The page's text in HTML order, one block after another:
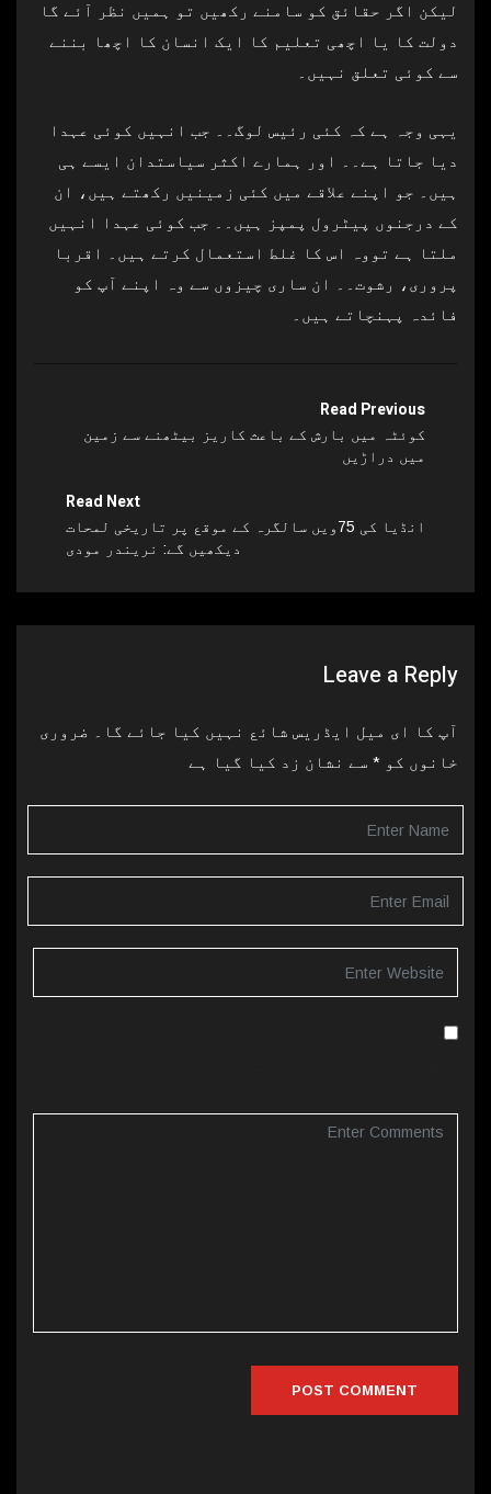
لیکن اگر حقائق کو سامنے رکھیں تو ہمیں نظر آئے گا
دولت کا یا اچھی تعلیم کا ایک انسان کا اچھا بننے
سے کوئی تعلق نہیں۔
یہی وجہ ہے کہ کئی رئیس لوگ۔۔ جب انہیں کوئی عہدا
دیا جاتا ہے۔۔ اور ہمارے اکثر سیاستدان ایسے ہی
ہیں۔ جو اپنے علاقے میں کئی زمینیں رکھتے ہیں، ان
کے درجنوں پیٹرول پمپز ہیں۔۔ جب کوئی عہدا انہیں
ملتا ہے تووہ اس کا غلط استعمال کرتے ہیں۔ اقربا
پروری، رشوت۔۔ ان ساری چیزوں سے وہ اپنے آپ کو
فائدہ پہنچاتے ہیں۔
Read Previous
کوئٹہ میں بارش کے باعث کاریز بیٹھنے سے زمین
میں دراڑیں
Read Next
انڈیا کی 75ویں سالگرہ کے موقع پر تاریخی لمحات
دیکھیں گے: نریندر مودی
Leave a Reply
آپ کا ای میل ایڈریس شائع نہیں کیا جائے گا۔
ضروری
خانوں کو * سے نشان زد کیا گیا ہے